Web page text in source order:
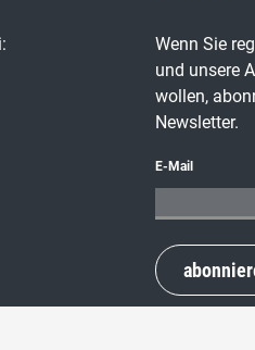
Wenn Sie
und unsere
wollen,
Newsletter.
E-Mail